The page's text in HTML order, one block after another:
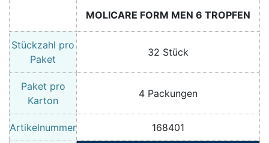
MOLICARE FORM MEN 6 TROPFEN
Stückzahl pro
Paket
32 Stück
Paket pro
Karton
4 Packungen
Artikelnummer 168401